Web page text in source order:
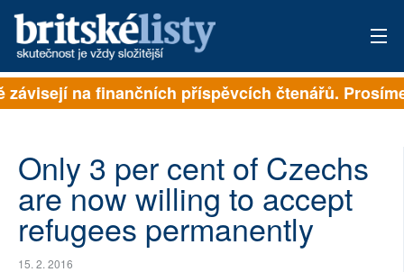
PŘIHLÁSIT
ARCHIV
ROZHOVORY
TÉMATA
na finančních příspěvcích čtenářů.
Only 3 per cent of Czechs
are now willing to accept
refugees permanently
15. 2. 2016